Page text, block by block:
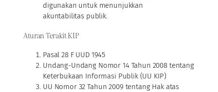
digunakan untuk menunjukkan
akuntabilitas publik.
Aturan Terakit KIP
Pasal 28 F UUD 1945
Undang-Undang Nomor 14 Tahun 2008 tentang
Keterbukaan Informasi Publik (UU KIP)
UU Nomor 32 Tahun 2009 tentang Hak atas